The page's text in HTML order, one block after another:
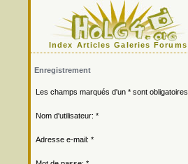
Index Articles Galeries Forums
Enregistrement
Les champs marqués d'un * sont obligatoires.
Nom d'utilisateur: *
Adresse e-mail: *